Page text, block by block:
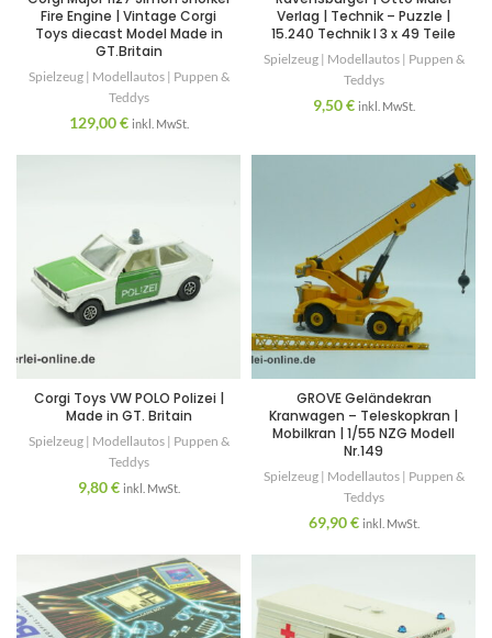
Fire Engine | Vintage Corgi
Toys diecast Model Made in
GT.Britain
Spielzeug | Modellautos | Puppen &
Teddys
129,00€ inkl. MwSt.
Verlag | Technik – Puzzle |
15.240 Technik I 3 x 49 Teile
Spielzeug | Modellautos | Puppen &
Teddys
9,50€ inkl. MwSt.
Corgi Toys VW POLO Polizei |
Made in GT. Britain
Spielzeug | Modellautos | Puppen &
Teddys
9,80€ inkl. MwSt.
GROVE Geländekran
Kranwagen – Teleskopkran |
Mobilkran | 1/55 NZG Modell
Nr.149
Spielzeug | Modellautos | Puppen &
Teddys
69,90€ inkl. MwSt.